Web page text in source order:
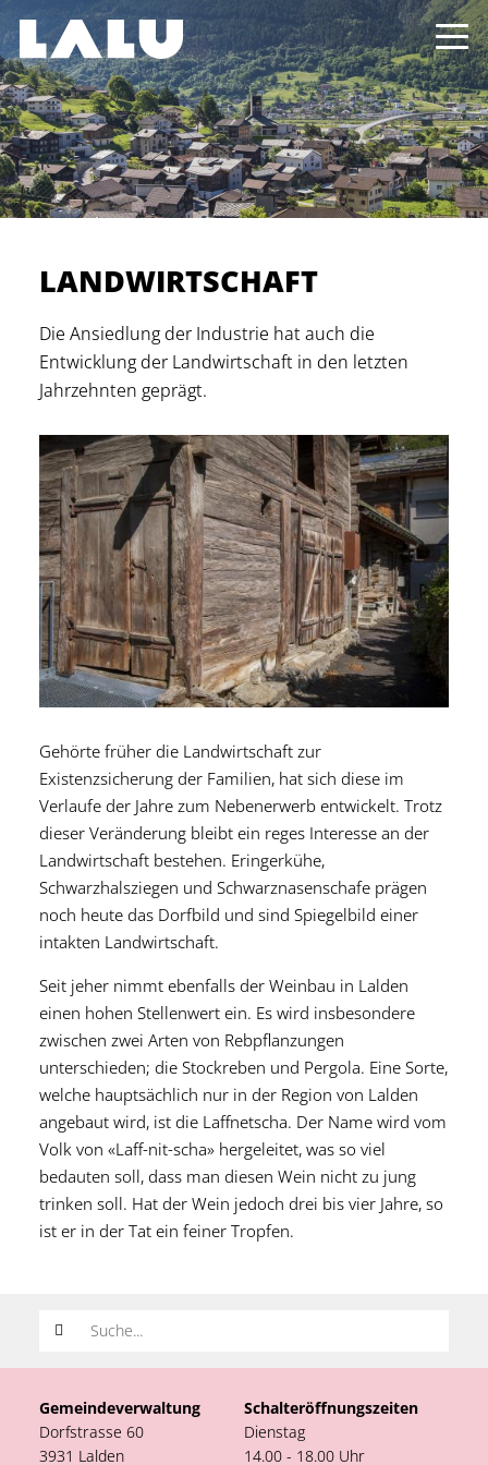
LANDWIRTSCHAFT
Die Ansiedlung der Industrie hat auch die
Entwicklung der Landwirtschaft in den letzten
Jahrzehnten geprägt.
Gehörte früher die Landwirtschaft zur
Existenzsicherung der Familien, hat sich diese im
Verlaufe der Jahre zum Nebenerwerb entwickelt. Trotz
dieser Veränderung bleibt ein reges Interesse an der
Landwirtschaft bestehen. Eringerkühe,
Schwarzhalsziegen und Schwarznasenschafe prägen
noch heute das Dorfbild und sind Spiegelbild einer
intakten Landwirtschaft.
Seit jeher nimmt ebenfalls der Weinbau in Lalden
einen hohen Stellenwert ein. Es wird insbesondere
zwischen zwei Arten von Rebpflanzungen
unterschieden; die Stockreben und Pergola. Eine Sorte,
welche hauptsächlich nur in der Region von Lalden
angebaut wird, ist die Laffnetscha. Der Name wird vom
Volk von «Laff-nit-scha» hergeleitet, was so viel
bedauten soll, dass man diesen Wein nicht zu jung
trinken soll. Hat der Wein jedoch drei bis vier Jahre, so
ist er in der Tat ein feiner Tropfen.
Suchwort
Gemeindeverwaltung
Dorfstrasse 60
3931 Lalden
Schalteröffnungszeiten
Dienstag
14.00 - 18.00 Uhr